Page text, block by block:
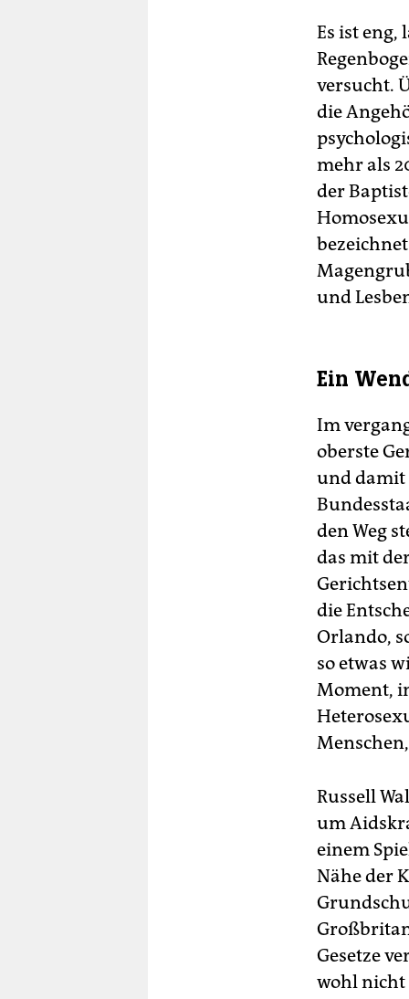
Es ist
versucht.
die
mehr als
der
und
Ein
Im
oberste
und damit
den Weg
das mit
die
Orlando,
so etwas
Moment,
Russell
um
einem
Nähe der
Gesetze
wohl nicht